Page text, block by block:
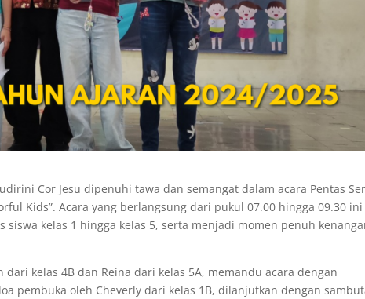
Cor Jesu dipenuhi tawa dan semangat dalam acara Pentas
Kids”. Acara yang berlangsung dari pukul 07.00 hingga 09.30 ini
kelas 1 hingga kelas 5, serta menjadi momen penuh
kelas 4B dan Reina dari kelas 5A, memandu acara dengan
pembuka oleh Cheverly dari kelas 1B, dilanjutkan dengan